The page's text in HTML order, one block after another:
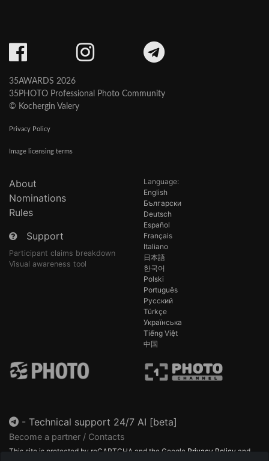
35AWARDS 2026
35PHOTO Professional Photo Community
© Kochergin Valery
Privacy Policy
Image licensing terms
About
Nominations
Rules
Support
Participant claims breakdown
Visual awareness tool
Language:
English
Български
Deutsch
Español
Français
Italiano
日本語
한국어
Polski
Português
Русский
Türkçe
Українська
Tiếng Việt
中国
- Technical support 24/7 AI [beta]
Become a partner / Contacts
This site is protected by reCAPTCHA and the Google Privacy Policy and